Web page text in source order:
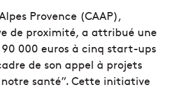
Provence (CAAP),
de proximité, a attribué une
000 euros à cinq start-ups
de son appel à projets
notre santé”. Cette initiative